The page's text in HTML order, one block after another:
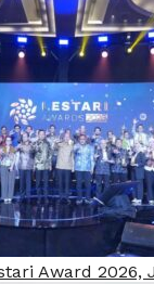
Award 2026,